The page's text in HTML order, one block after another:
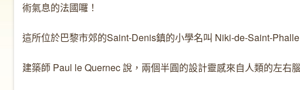
術氣息的法國囉！
這所位於巴黎市郊的Saint-Denis鎮的小學名叫 Niki-de-Saint-Phalle
建築師 Paul le Quernec 說，兩個半圓的設計靈感來自人類的左右